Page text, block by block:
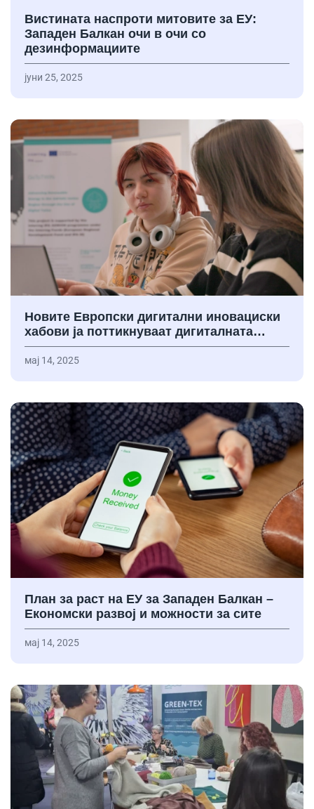
Вистината наспроти митовите за ЕУ:
Западен Балкан очи в очи со
дезинформациите
јуни 25, 2025
Новите Европски дигитални иновациски
хабови ја поттикнуваат дигиталната…
мај 14, 2025
План за раст на ЕУ за Западен Балкан –
Економски развој и можности за сите
мај 14, 2025